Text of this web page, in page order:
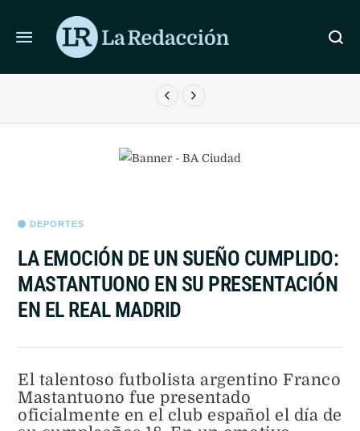
ÚLTIMAS NOTICIAS
EL FÚTBOL DESPIDE A JORGE MESSI: LA LPF, NEWELL’S
DEPORTES
LA EMOCIÓN DE UN SUEÑO CUMPLIDO:
MASTANTUONO EN SU PRESENTACIÓN
EN EL REAL MADRID
El talentoso futbolista argentino Franco
Mastantuono fue presentado
oficialmente en el club español el día de